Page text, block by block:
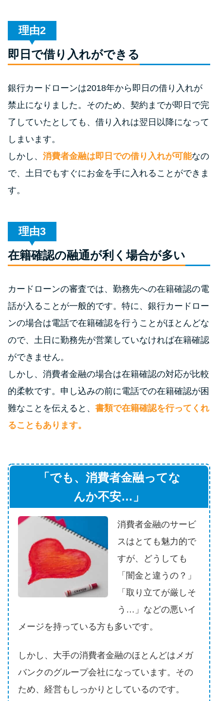
その他コラム
今月の家賃払えない…2ヵ月目に
は解決しないと危険な理由と対
家賃払えないが強制退去は避け
たい…市役所に相談より賢い方
街金とは？絶対審査通る？借金
に悩む人へ街金をおすすめしな
学生がお金を借りる方法があ
学生がお金を借りる方法は？親
へのバレにくさや将来への影響
ソフト闇金とは？悪質な手口に
は要注意！
090金融（闇金）からお金を借り
申し込みブラックとは?判断の目
安や審査に通らない理由
ブラックでもお金を借りるに
は？3つの判断基準と工面法
アコムはブラックでも審査に通
る？ 自分がブラックか確かめる
方法
アコムとレイクどっちがいい
底解説！
説！ もっとも便利でお得な返済
理由
即日で借り入れができる
銀行カードローンは2018年から即日の借り入れが
禁止になりました。そのため、契約までが即日で完
了していたとしても、借り入れは翌日以降になって
しまいます。
しかし、 消費者金融は即日での借り入れが可能なの
で、土日でもすぐにお金を手に入れることができま
す。
理由
在籍確認の融通が利く場合が多い
カードローンの審査では、勤務先への在籍確認の電
話が入ることが一般的です。特に、銀行カードロー
ンの場合は電話で在籍確認を行うことがほとんどな
ので、土日に勤務先が営業していなければ在籍確認
ができません。
しかし、消費者金融の場合は在籍確認の対応が比較
的柔軟です。申し込みの前に電話での在籍確認が困
難なことを伝えると、 書類で在籍確認を行ってくれ
ることもあります。
「でも、消費者金融ってな
んか不安…」
消費者金融のサービ
スはとても魅力的で
すが、どうしても
「闇金と違うの？」
「取り立てが厳しそ
う…」などの悪いイ
メージを持っている方も多いです。
しかし、大手の消費者金融のほとんどはメガ
バンクのグループ会社になっています。その
ため、経営もしっかりとしているのです。